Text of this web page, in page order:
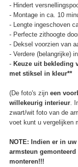
- Hindert
- Montage in ca. 10
- Lengte ingeschoven
- Perfecte zithoogte
- Deksel voorzien van
- Verdere (belangrijke)
- Keuze uit bekleding
met stiksel in kleur**
(De foto's zijn een
willekeurig interieur.
zwart/wit foto van de
voet kunt u vergelijken
NOTE: Indien er in
armsteun
monteren!!!